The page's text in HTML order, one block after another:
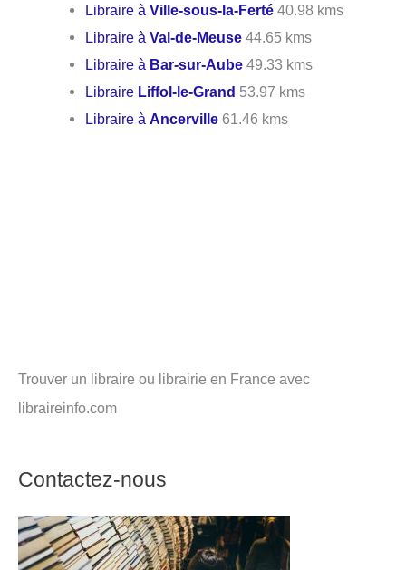
Libraire àVille-sous-la-Ferté 40.98 kms
Libraire àVal-de-Meuse 44.65 kms
Libraire à Bar-sur-Aube 49.33 kms
Libraire Liffol-le-Grand 53.97 kms
Libraire àAncerville 61.46 kms
Trouver un libraire ou librairie en France avec
libraireinfo.com
Contactez-nous